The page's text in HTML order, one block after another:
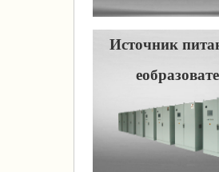
Источник